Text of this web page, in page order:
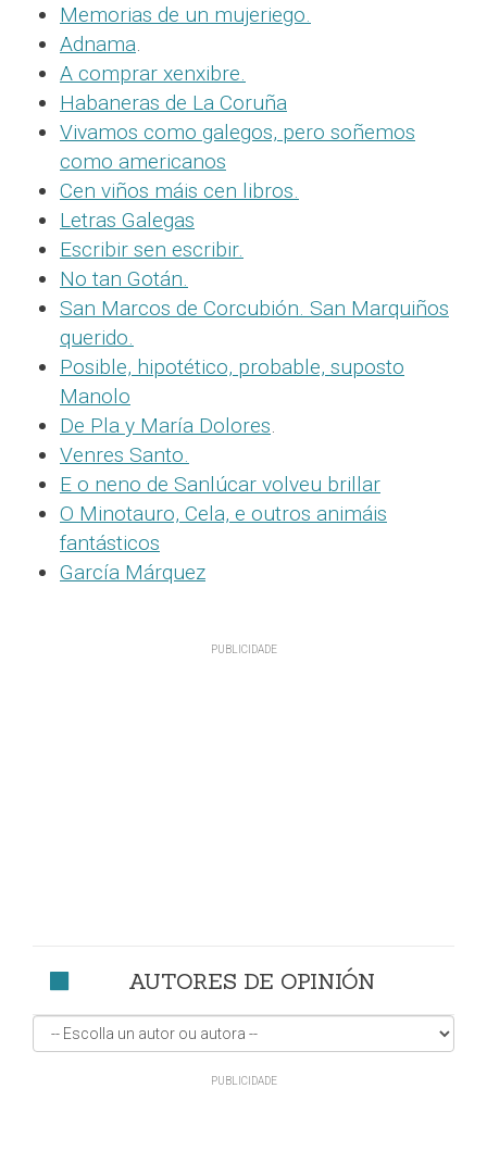
Memorias de un mujeriego.
Adnama.
A comprar xenxibre.
Habaneras de La Coruña
Vivamos como galegos, pero soñemos
como americanos
Cen viños máis cen libros.
Letras Galegas
Escribir sen escribir.
No tan Gotán.
San Marcos de Corcubión. San Marquiños
querido.
Posible, hipotético, probable, suposto
Manolo
De Pla y María Dolores.
Venres Santo.
E o neno de Sanlúcar volveu brillar
O Minotauro, Cela, e outros animáis
fantásticos
García Márquez
AUTORES DE OPINIÓN